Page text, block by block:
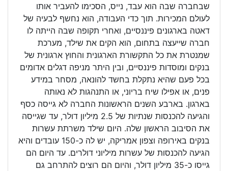
שבחברה שבה הוא עבד, נייס, הסכימו להעביר אותו
לעולם המכירות. תוך כדי העבודה, הוא נחשף לבעיה של
דאטה בארגונים פיננסיים, ואחרי תקופה שבה הייתה לו
חברה שייעצה בתחום, הוא הקים את שילד, מערכת
שמנטרת את כל התקשורת הארגונית והחוץ ארגונית של
בנקים ומוסדות פיננסיים, ובין היתר מניפה דגלים אדומים
בכל פעם שהיא נתקלת בחשד להונאה, מסחר במידע
פנים, או אפילו שיח בריוני, או התנהגות לא נאותה
בארגון. בארבע השנים הראשונות החברה לא גייסה כסף
והגיעה להכנסות שנתיות של 2.5 מיליון דולר, עד שגייסה
את הסיבוב הראשון שלה. היום שילד משרתת עשרות
בנקים באירופה וצפון אמריקה, יש לה כ-150 עובדים והיא
הגיעה להכנסות של עשרות מיליוני דולרים. עד היום הם
גייסו כ-35 מיליון דולר, והיום הם רוצים להתרחב גם